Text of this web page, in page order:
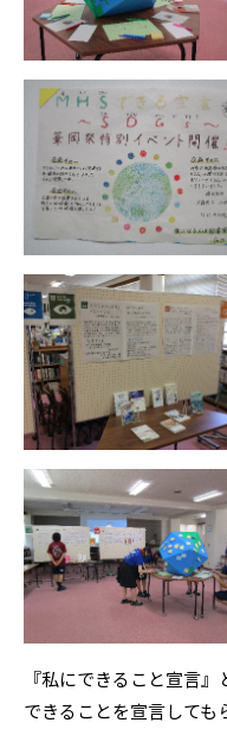
『私にできること宣言
できることを宣言して